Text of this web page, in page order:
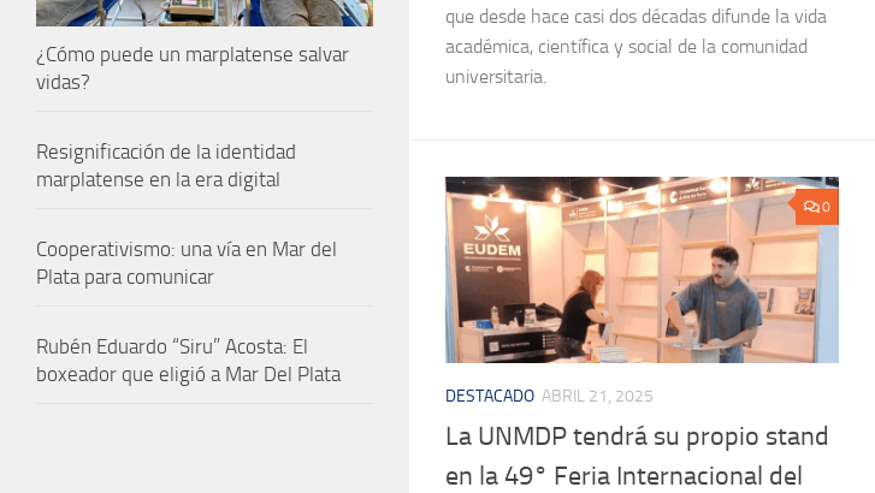
que desde hace casi dos décadas difunde la vida
académica, científica y social de la comunidad
universitaria.
0
DESTACADO ABRIL 21, 2025
La UNMDP tendrá su propio stand
en la 49° Feria Internacional del
¿Cómo puede un marplatense salvar
vidas?
Resignificación de la identidad
marplatense en la era digital
Cooperativismo: una vía en Mar del
Plata para comunicar
Rubén Eduardo “Siru” Acosta: El
boxeador que eligió a Mar Del Plata